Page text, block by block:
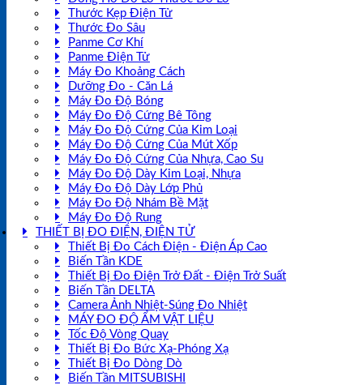
Thước Kẹp Điện Tử
Thước Đo Sâu
Panme Cơ Khí
Panme Điện Tử
Máy Đo Khoảng Cách
Dưỡng Đo - Căn Lá
Máy Đo Độ Bóng
Máy Đo Độ Cứng Bê Tông
Máy Đo Độ Cứng Của Kim Loại
Máy Đo Độ Cứng Của Mút Xốp
Máy Đo Độ Cứng Của Nhựa, Cao Su
Máy Đo Độ Dày Kim Loại, Nhựa
Máy Đo Độ Dày Lớp Phủ
Máy Đo Độ Nhám Bề Mặt
Máy Đo Độ Rung
THIẾT BỊ ĐO ĐIỆN, ĐIỆN TỬ
Thiết Bị Đo Cách Điện - Điện Áp Cao
Biến Tần KDE
Thiết Bị Đo Điện Trở Đất - Điện Trở Suất
Biến Tần DELTA
Camera Ảnh Nhiệt-Súng Đo Nhiệt
MÁY ĐO ĐỘ ẨM VẬT LIỆU
Tốc Độ Vòng Quay
Thiết Bị Đo Bức Xạ-Phóng Xạ
Thiết Bị Đo Dòng Dò
Biến Tần MITSUBISHI